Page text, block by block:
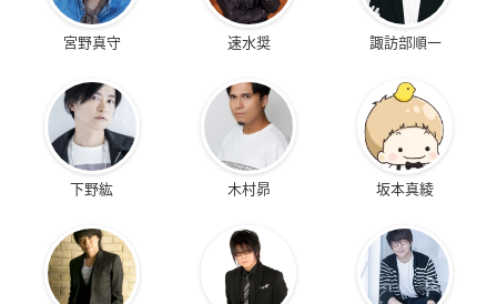
宮野真守 速水奨 諏訪部順一
下野紘 木村昴 坂本真綾